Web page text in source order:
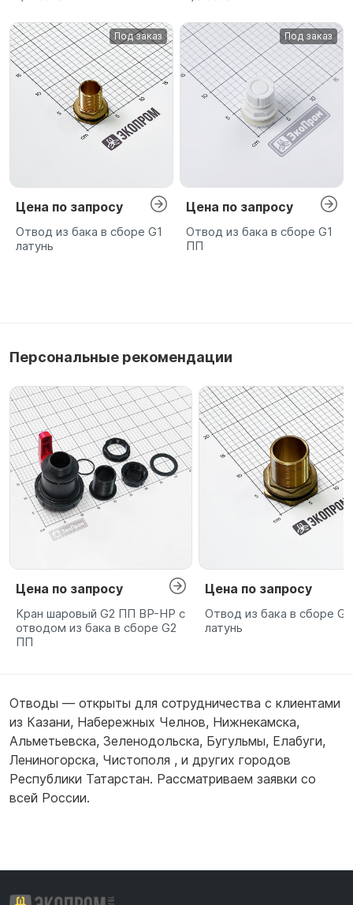
Под заказ
Цена по запросу
Отвод из бака в сборе G1
латунь
Под заказ
Цена по запросу
Отвод из бака в сборе G1
ПП
Персональные рекомендации
Цена по запросу
Кран шаровый G2 ПП ВР-НР с
отводом из бака в сборе G2
ПП
Цена по запросу
Отвод из бака в сборе G2
латунь
Отводы — открыты для сотрудничества с клиентами
из Казани, Набережных Челнов, Нижнекамска,
Альметьевска, Зеленодольска, Бугульмы, Елабуги,
Лениногорска, Чистополя , и других городов
Республики Татарстан. Рассматриваем заявки со
всей России.